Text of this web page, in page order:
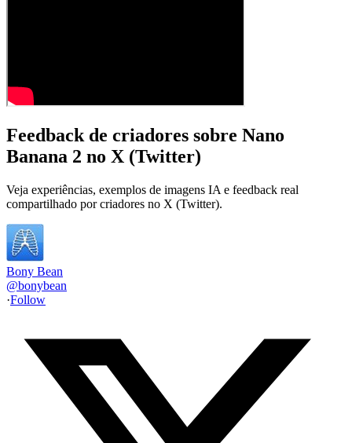
Feedback de criadores sobre Nano
Banana 2 no X (Twitter)
Veja experiências, exemplos de imagens IA e feedback real
compartilhado por criadores no X (Twitter).
Bony Bean
@bonybean
·Follow